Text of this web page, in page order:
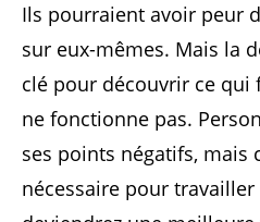
Ils pourraient avoir peur
sur eux-mêmes. Mais la
clé pour découvrir ce qui
ne fonctionne pas.
ses points négatifs, mais
nécessaire pour